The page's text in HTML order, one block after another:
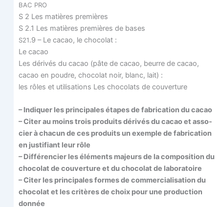
BAC PRO
S 2 Les matières premières
S 2.1 Les matières pre­mières de bases
S21.9 – Le cacao, le chocolat :
Le cacao
Les déri­vés du cacao (pâte de cacao, beurre de cacao,
cacao en poudre, cho­co­lat noir, blanc, lait) :
les rôles et uti­li­sa­tions Les cho­co­lats de couverture
– Indi­quer les prin­ci­pales étapes de fabri­ca­tion du cacao
– Citer au moins trois pro­duits déri­vés du cacao et asso­
cier à cha­cun de ces pro­duits un exemple de fabri­ca­tion
en jus­ti­fiant leur rôle
– Dif­fé­ren­cier les élé­ments majeurs de la com­po­si­tion du
cho­co­lat de cou­ver­ture et du cho­co­lat de laboratoire
– Citer les prin­ci­pales formes de com­mer­cia­li­sa­tion du
cho­co­lat et les cri­tères de choix pour une pro­duc­tion
donnée